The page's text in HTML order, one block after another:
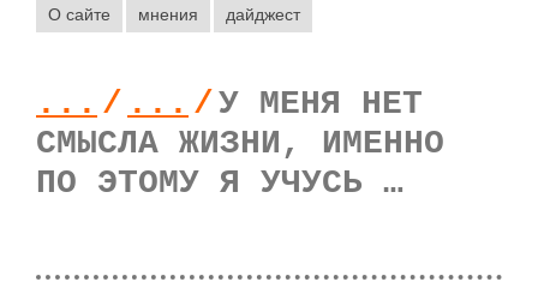
О сайте мнения дайджест
... / ... /У МЕНЯ НЕТ
СМЫСЛА ЖИЗНИ, ИМЕННО
ПО ЭТОМУ Я УЧУСЬ …